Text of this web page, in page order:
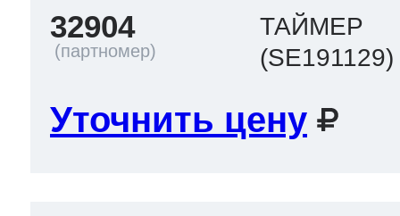
32904
ТАЙМЕР
(SE191129)
Уточнить цену